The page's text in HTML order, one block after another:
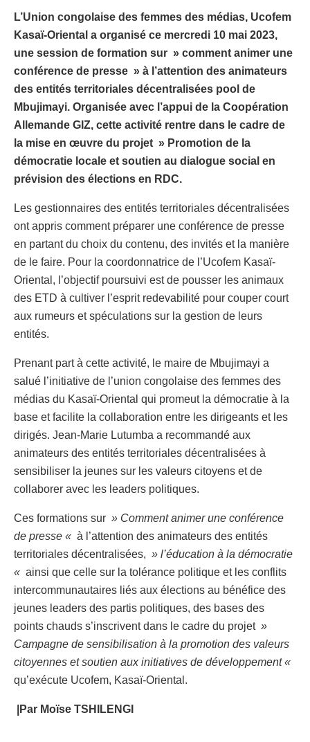
L’Union congolaise des femmes des médias, Ucofem
Kasaï-Oriental a organisé ce mercredi 10 mai 2023,
une session de formation sur » comment animer une
conférence de presse » à l’attention des animateurs
des entités territoriales décentralisées pool de
Mbujimayi. Organisée avec l’appui de la Coopération
Allemande GIZ, cette activité rentre dans le cadre de
la mise en œuvre du projet » Promotion de la
démocratie locale et soutien au dialogue social en
prévision des élections en RDC.
Les gestionnaires des entités territoriales décentralisées
ont appris comment préparer une conférence de presse
en partant du choix du contenu, des invités et la manière
de le faire. Pour la coordonnatrice de l’Ucofem Kasaï-
Oriental, l’objectif poursuivi est de pousser les animaux
des ETD à cultiver l’esprit redevabilité pour couper court
aux rumeurs et spéculations sur la gestion de leurs
entités.
Prenant part à cette activité, le maire de Mbujimayi a
salué l’initiative de l’union congolaise des femmes des
médias du Kasaï-Oriental qui promeut la démocratie à la
base et facilite la collaboration entre les dirigeants et les
dirigés. Jean-Marie Lutumba a recommandé aux
animateurs des entités territoriales décentralisées à
sensibiliser la jeunes sur les valeurs citoyens et de
collaborer avec les leaders politiques.
Ces formations sur » Comment animer une conférence
de presse « à l’attention des animateurs des entités
territoriales décentralisées, » l’éducation à la démocratie
« ainsi que celle sur la tolérance politique et les conflits
intercommunautaires liés aux élections au bénéfice des
jeunes leaders des partis politiques, des bases des
points chauds s’inscrivent dans le cadre du projet»
Campagne de sensibilisation à la promotion des valeurs
citoyennes et soutien aux initiatives de développement «
qu’exécute Ucofem, Kasaï-Oriental.
|Par Moïse TSHILENGI